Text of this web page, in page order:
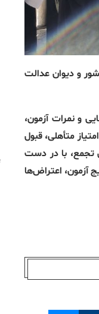
کشور و دیوان عدالت
از نظر توانایی و نمرات آزمون،
صرفاً به دلیل سابقه کار یا امتیاز متأهلی، قبول
تجمع، با در دست
آزمون، اعتراض‌ها